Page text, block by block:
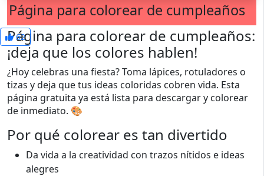
Página para colorear de cumpleaños
62
Página para colorear de cumpleaños:
¡deja que los colores hablen!
¿Hoy celebras una fiesta? Toma lápices, rotuladores o
tizas y deja que tus ideas coloridas cobren vida. Esta
página gratuita ya está lista para descargar y colorear
de inmediato. 🎨
Por qué colorear es tan divertido
Da vida a la creatividad con trazos nítidos e ideas
alegres